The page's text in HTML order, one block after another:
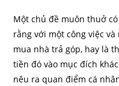
Một chủ đề muôn thuở
rằng với một công việc
mua nhà trả góp, hay là
tiền đó vào mục đích
nêu ra quan điểm cá